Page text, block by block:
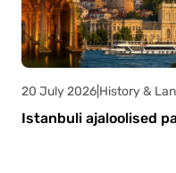
20 July 2026 History &
Istanbuli ajaloolised